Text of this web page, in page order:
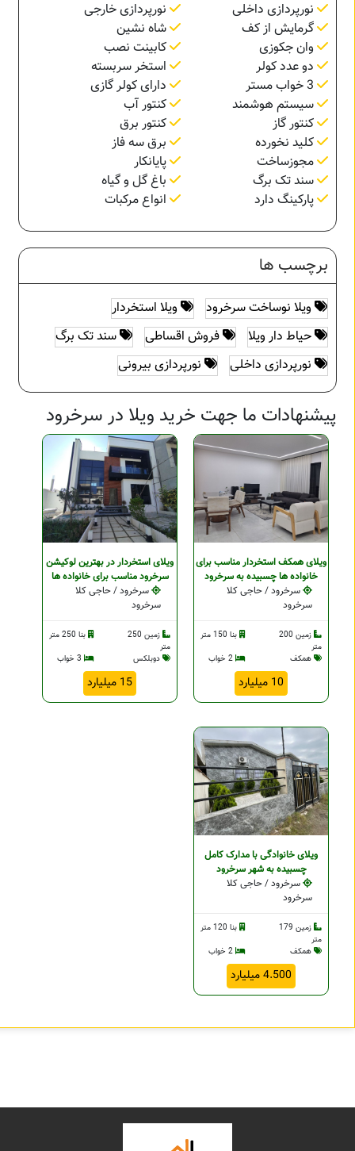
نورپردازی داخلی
نورپردازی خارجی
گرمایش از کف
شاه نشین
وان جکوزی
کابینت نصب
دو عدد کولر
استخر سربسته
دارای کولر گازی
سیستم هوشمند
کنتور آب
کنتور گاز
کنتور برق
کلید نخورده
برق سه فاز
مجوزساخت
پایانکار
سند تک برگ
باغ گل و گیاه
پارکینگ دارد
انواع مرکبات
برچسب ها
ویلا نوساخت سرخرود
ویلا استخردار
حیاط دار ویلا
فروش اقساطی
سند تک برگ
نورپردازی داخلی
نورپردازی بیرونی
پیشنهادات ما جهت خرید ویلا در سرخرود
ویلای همکف استخردار مناسب برای
خانواده ها چسبیده به سرخرود
سرخرود / حاجی کلا
سرخرود
زمین 200
متر
بنا 150 متر
همکف
2 خواب
10 میلیارد
ویلای استخردار در بهترین لوکيشن
سرخرود مناسب برای خانواده ها
سرخرود / حاجی کلا
سرخرود
زمین 250
متر
بنا 250 متر
دوبلکس
15 میلیارد
ویلای خانوادگی با مدارک کامل
چسبيده به شهر سرخرود
سرخرود / حاجی کلا
سرخرود
زمین 179
متر
بنا 120 متر
همکف
2 خواب
4.500 میلیارد